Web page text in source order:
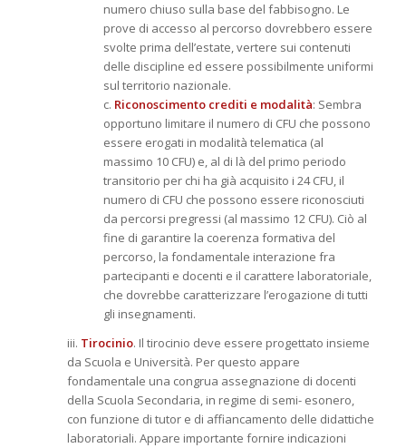
numero chiuso sulla base del fabbisogno. Le
prove di accesso al percorso dovrebbero essere
svolte prima dell’estate, vertere sui contenuti
delle discipline ed essere possibilmente uniformi
sul territorio nazionale.
c. Riconoscimento crediti e modalità: Sembra
opportuno limitare il numero di CFU che possono
essere erogati in modalità telematica (al
massimo 10 CFU) e, al di là del primo periodo
transitorio per chi ha già acquisito i 24 CFU, il
numero di CFU che possono essere riconosciuti
da percorsi pregressi (al massimo 12 CFU). Ciò al
fine di garantire la coerenza formativa del
percorso, la fondamentale interazione fra
partecipanti e docenti e il carattere laboratoriale,
che dovrebbe caratterizzare l’erogazione di tutti
gli insegnamenti.
iii. Tirocinio. Il tirocinio deve essere progettato insieme
da Scuola e Università. Per questo appare
fondamentale una congrua assegnazione di docenti
della Scuola Secondaria, in regime di semi- esonero,
con funzione di tutor e di affiancamento delle didattiche
laboratoriali. Appare importante fornire indicazioni